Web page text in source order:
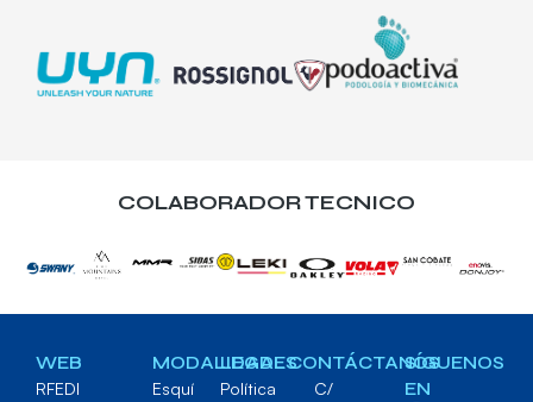
COLABORADOR TECNICO
WEB
RFEDI
MODALIDADES
Esquí
LEGAL
Política
CONTÁCTANOS
C/
SÍGUENOS
EN